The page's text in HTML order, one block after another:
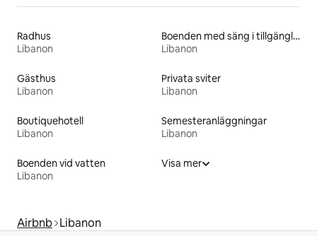
Radhus
Libanon
Boenden med säng i tillgänglighetsanpassad höjd
Libanon
Gästhus
Libanon
Privata sviter
Libanon
Boutiquehotell
Libanon
Semesteranläggningar
Libanon
Boenden vid vatten
Libanon
Visa mer
Airbnb Libanon